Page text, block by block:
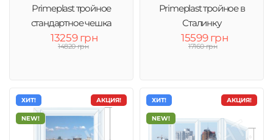
Primeplast тройное
стандартное чешка
13259 грн
14820 грн
Primeplast тройное в
Сталинку
15599 грн
17160 грн
АКЦИЯ!
ХИТ!
NEW!
АКЦИЯ!
ХИТ!
NEW!